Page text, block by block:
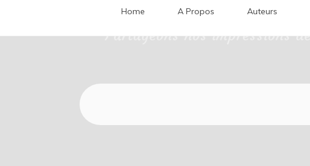
Partageons nos impressions
Home A Propos Auteurs